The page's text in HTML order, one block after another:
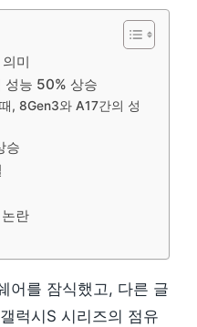
미
성능 50% 상승
, 8Gen3와 A17간의 성
승
란
어를 잠식했고, 다른 글
럭시S 시리즈의 점유